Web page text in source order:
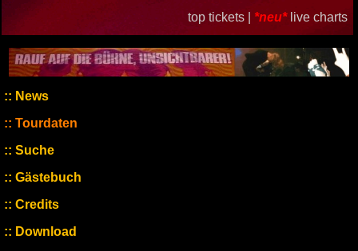
top tickets | *neu* live charts
News
Tourdaten
Suche
Gästebuch
Credits
Download